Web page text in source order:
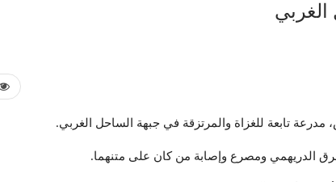
تابعة للغزاة والمرتزقة في جبهة الساحل الغربي.
الدريهمي ومصرع وإصابة من كان على متنهما.